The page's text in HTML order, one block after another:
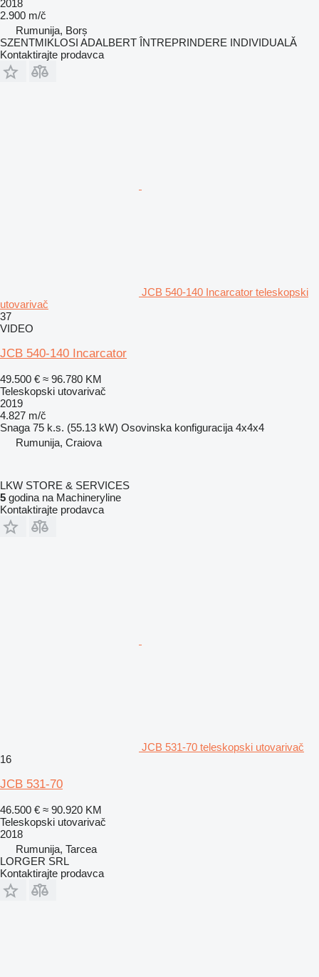
2018
2.900 m/č
Rumunija, Borș
SZENTMIKLOSI ADALBERT ÎNTREPRINDERE INDIVIDUALĂ
Kontaktirajte prodavca
JCB 540-140 Incarcator teleskopski
utovarivač
37
VIDEO
JCB 540-140 Incarcator
49.500 € ≈ 96.780 KM
Teleskopski utovarivač
2019
4.827 m/č
Snaga 75 k.s. (55.13 kW) Osovinska konfiguracija 4x4x4
Rumunija, Craiova
LKW STORE & SERVICES
5 godina na Machineryline
Kontaktirajte prodavca
JCB 531-70 teleskopski utovarivač
16
JCB 531-70
46.500 € ≈ 90.920 KM
Teleskopski utovarivač
2018
Rumunija, Tarcea
LORGER SRL
Kontaktirajte prodavca